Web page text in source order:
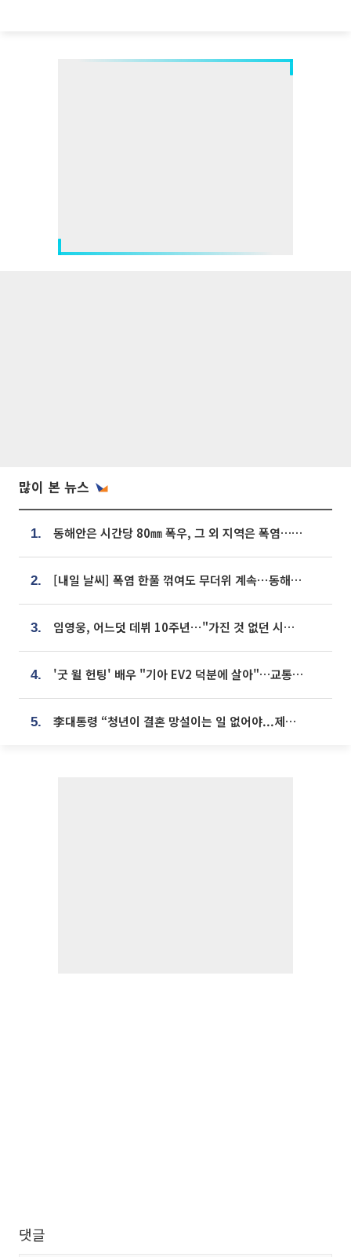
많이 본 뉴스
1. 동해안은 시간당 80㎜ 폭우, 그 외 지역은 폭염…‘극과 극 날씨’
2. [내일 날씨] 폭염 한풀 꺾여도 무더위 계속⋯동해안 이틀 연속 비
3. 임영웅, 어느덧 데뷔 10주년⋯"가진 것 없던 시절, 내 앞엔 20명의 팬뿐"
4. '굿 윌 헌팅' 배우 "기아 EV2 덕분에 살아"…교통사고 후 안전성 극찬
5. 李대통령 “청년이 결혼 망설이는 일 없어야...제도상 불이익 조사”
댓글